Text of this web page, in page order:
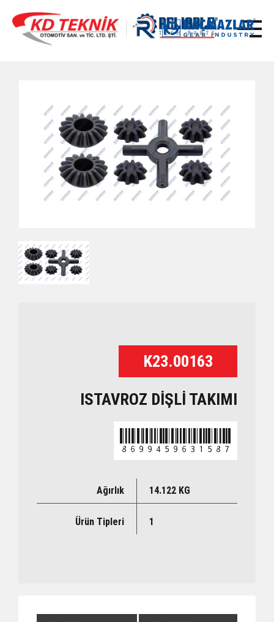
K23.00163
ISTAVROZ DİŞLİ TAKIMI
8699459631587
Ağırlık 14.122 KG
Ürün Tipleri 1